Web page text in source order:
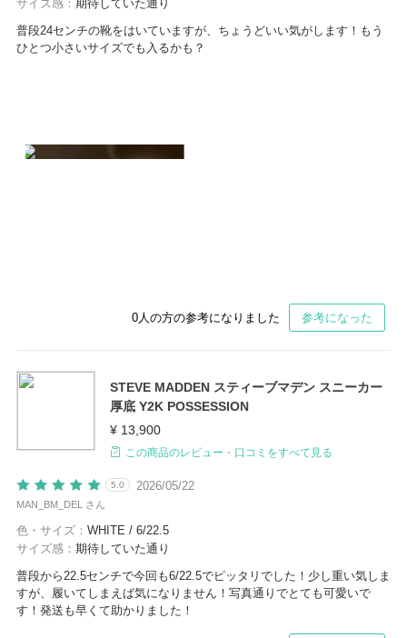
サイズ感： 期待していた通り
普段24センチの靴をはいていますが、ちょうどいい気がします！もう
ひとつ小さいサイズでも入るかも？
0 人の方の参考になりました 参考になった
STEVE MADDEN スティーブマデン スニーカー
厚底 Y2K POSSESSION
¥ 13,900
この商品のレビュー・口コミをすべて見る
2026/05/22
5.0
MAN_BM_DEL さん
色・サイズ： WHITE / 6/22.5
サイズ感： 期待していた通り
普段から22.5センチで今回も6/22.5でピッタリでした！少し重い気しま
すが、履いてしまえば気になりません！写真通りでとても可愛いで
す！発送も早くて助かりました！